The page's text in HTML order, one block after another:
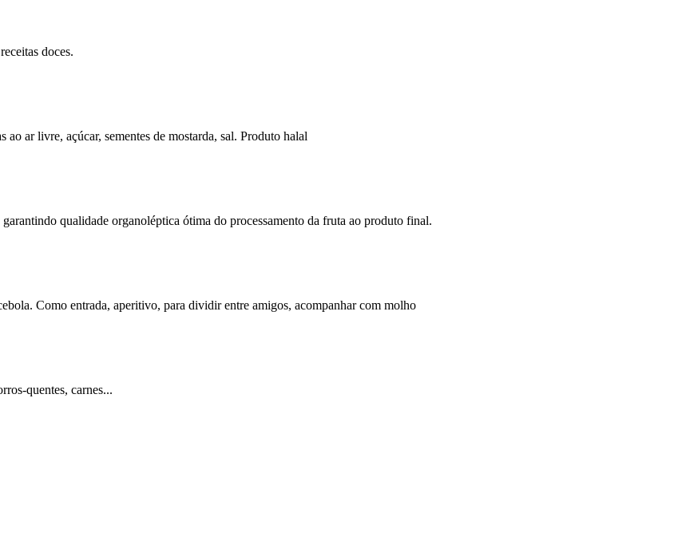
doces.
ar livre, açúcar, sementes de mostarda, sal. Produto halal
qualidade organoléptica ótima do processamento da fruta ao produto final.
Como entrada, aperitivo, para dividir entre amigos, acompanhar com molho
quentes, carnes...